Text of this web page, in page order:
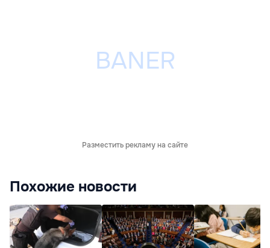
Разместить рекламу на сайте
Похожие новости